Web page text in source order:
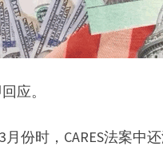
应。
份时，CARES法案中还